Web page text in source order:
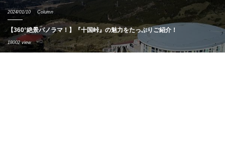
2024/01/10 Column
【360°絶景パノラマ！】『十国峠』の魅力をたっぷりご紹介！
18002 view